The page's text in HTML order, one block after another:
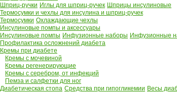
Шприц-ручки Иглы для шприц-ручек Шприцы инсулиновые
Термосумки и чехлы для инсулина и шприц-ручек
Термосумки Охлаждающие чехлы
Инсулиновые помпы и аксессуары
Инсулиновые помпы Инфузионные наборы Инфузионные
Профилактика осложнений диабета
Кремы при диабете
Кремы с мочевиной
Кремы регенерирующие
Кремы с серебром, от инфекций
Пемза и салфетки для ног
Диабетическая стопа Средства при гипогликемии Весы